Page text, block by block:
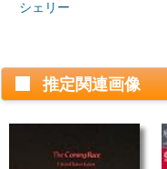
シェリー
推定関連画像